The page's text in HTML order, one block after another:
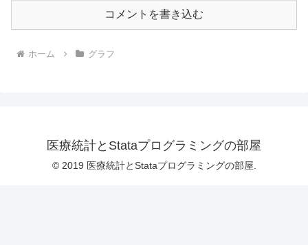
コメントを書き込む
ホーム グラフ
医療統計とStataプログラミングの部屋
© 2019 医療統計とStataプログラミングの部屋.